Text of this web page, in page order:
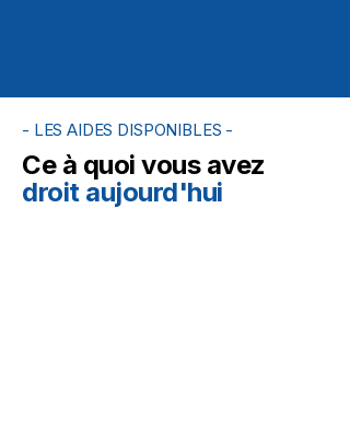
- LES AIDES DISPONIBLES -
Ce à quoi vous avez
droit aujourd'hui